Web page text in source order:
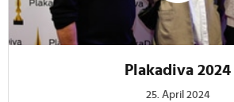
Plakadiva 2024
25. April 2024